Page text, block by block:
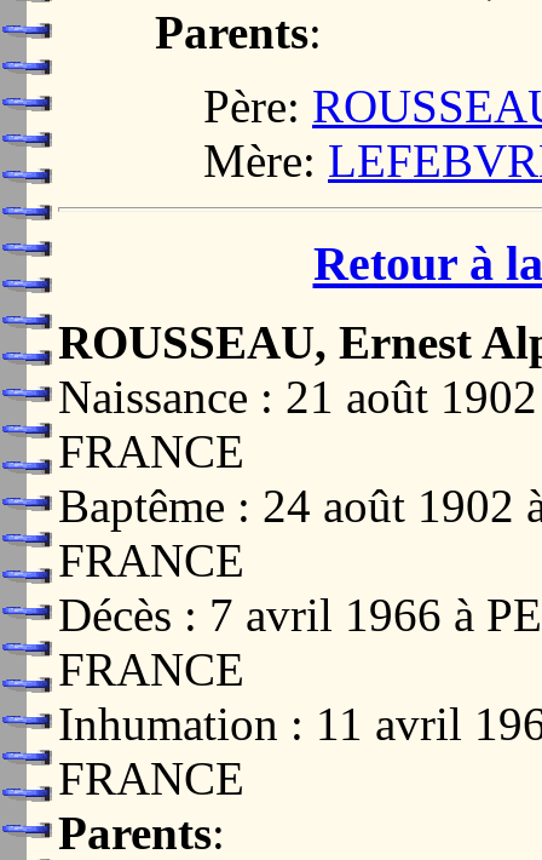
Parents:
Père:
Mère:
Retour à
ROUSSEAU, Ernest
Naissance : 21 août
FRANCE
Baptême : 24 août 1902
FRANCE
Décès : 7 avril 1966 à
FRANCE
Inhumation : 11 avril
FRANCE
Parents: